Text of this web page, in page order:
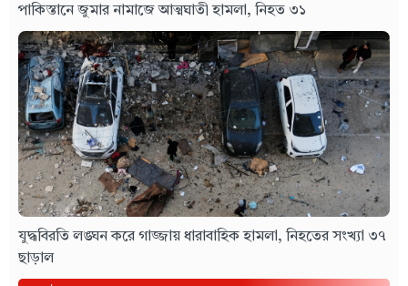
পাকিস্তানে জুমার নামাজে আত্মঘাতী হামলা, নিহত ৩১
যুদ্ধবিরতি লঙ্ঘন করে গাজ্জায় ধারাবাহিক হামলা, নিহতের সংখ্যা ৩৭
ছাড়াল